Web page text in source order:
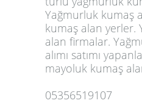
Yağmurluk kumaş
kumaş alan yerler.
alan firmalar.
alımı satımı
mayoluk kumaş
05356519107